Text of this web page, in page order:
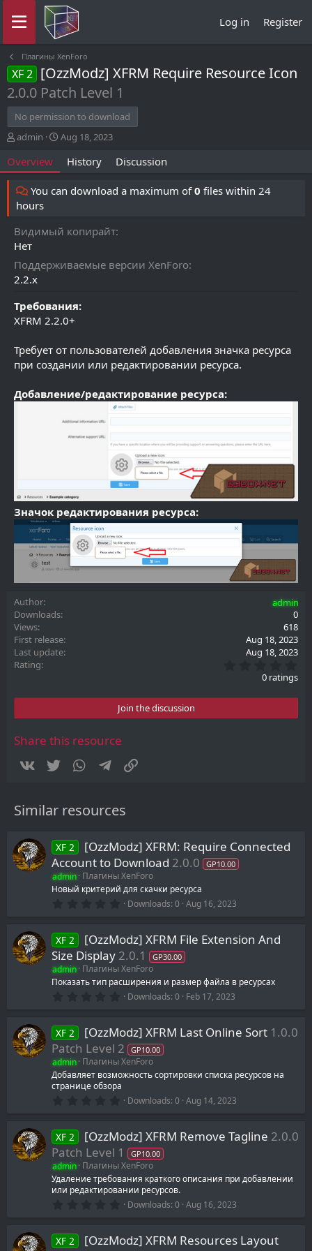
Log in Register
Плагины XenForo
XF 2 [OzzModz] XFRM Require Resource Icon
2.0.0 Patch Level 1
No permission to download
A
t
h
o
r
admin
C
t
d
t
Aug 18, 2023
Overview History Discussion
You can download a maximum of0 files within 24
hours
Видимый копирайт
Нет
Поддерживаемые версии XenForo
2.2.x
Требования:
XFRM 2.2.0+
Требует от пользователей добавления значка ресурса
при создании или редактировании ресурса.
Добавление/редактирование ресурса:
Значок редактирования ресурса:
Author
admin
Downloads
0
Views
618
First release
Aug 18, 2023
Last update
Aug 18, 2023
Rating
.
0
0
t
0 ratings
Join the discussion
Share this resource
Vkontakte
Twitter WhatsAppTelegram
Similar resources
XF 2
[OzzModz] XFRM: Require Connected
Account to Download 2.0.0 GP10.00
admin Плагины XenForo
Новый критерий для скачки ресурса
0
s
t
a
r
(
Downloads 0 Aug 16, 2023
XF 2
[OzzModz] XFRM File Extension And
Size Display 2.0.1 GP30.00
admin Плагины XenForo
Показать тип расширения и размер файла в ресурсах
0
s
t
a
r
(
s
)
Downloads 0 Feb 17, 2023
XF 2 [OzzModz] XFRM Last Online Sort 1.0.0
Patch Level 2
GP10.00
admin Плагины XenForo
Добавляет возможность сортировки списка ресурсов на
странице обзора
0
s
t
a
r
(
s
)
Downloads 0 Aug 14, 2023
XF 2 [OzzModz] XFRM Remove Tagline 2.0.0
Patch Level 1
GP10.00
admin Плагины XenForo
Удаление требования краткого описания при добавлении
или редактировании ресурсов.
0
s
Downloads 0 Aug 16, 2023
XF 2
[OzzModz] XFRM Resources Layout